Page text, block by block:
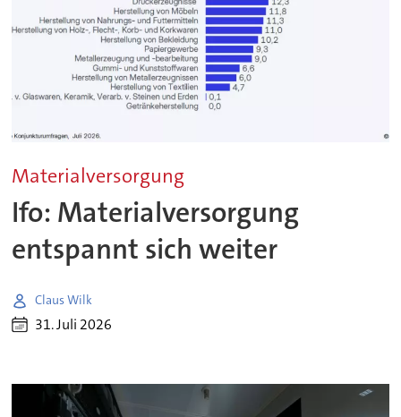
Materialversorgung
Ifo: Materialversorgung
entspannt sich weiter
Claus Wilk
31. Juli 2026